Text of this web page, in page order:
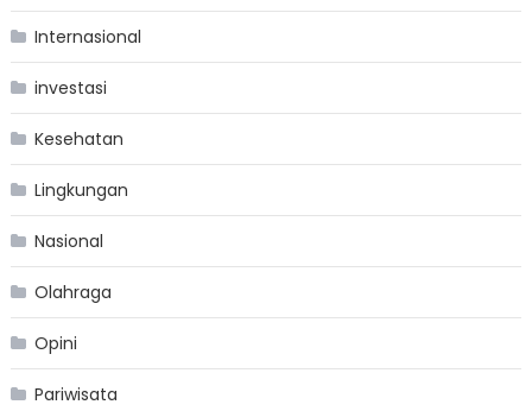
Internasional
investasi
Kesehatan
Lingkungan
Nasional
Olahraga
Opini
Pariwisata